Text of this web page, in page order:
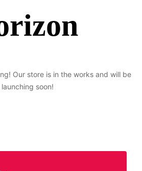
Our store is in the works and will be
launching soon!